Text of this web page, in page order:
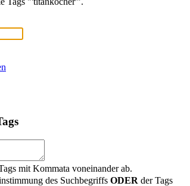
mit Kommata voneinander ab.
des Suchbegriffs ODER der Tags